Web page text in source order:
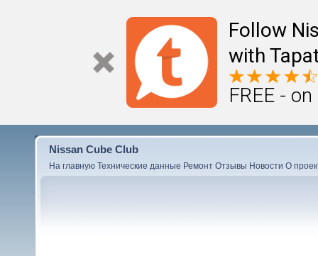
Follow
with
FREE -
Nissan Cube Club
На главную Технические данные Ремонт Отзывы Новости О